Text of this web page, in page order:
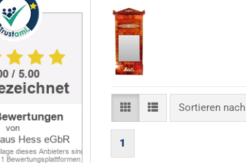
Sortieren nach
Sortieren nach
1